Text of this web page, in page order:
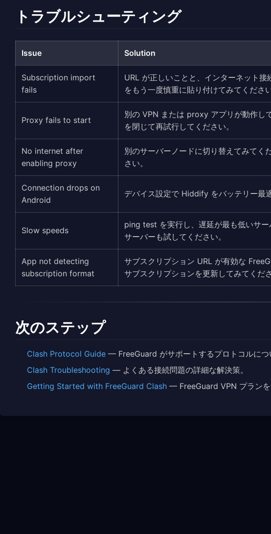
トラブルシューティング
Issue Solution
Subscription import
fails
URL が正しいことと、インターネット
をもう一度慎重に貼り付けてみてください
Proxy fails to start
別の VPN または proxy アプリが動作し
を閉じて再試行してください。
No internet after
enabling proxy
別のサーバーノードに切り替えてみて
さい。
Connection drops on
Android
デバイス設定で Hiddify をバッテリー最
Slow speeds
ping test を実行し、遅延が最も低いサ
サーバーも試してください。
App not detecting
subscription format
サブスクリプション URL が有効な
サブスクリプションを更新してみてくださ
次のステップ
Clash Protocol Guide — FreeGuard がサポートするプロトコルにつ
Clash Troubleshooting — よくある接続問題の詳細な解決策。
Getting Started with FreeGuard Clash — FreeGuard VPN プランを